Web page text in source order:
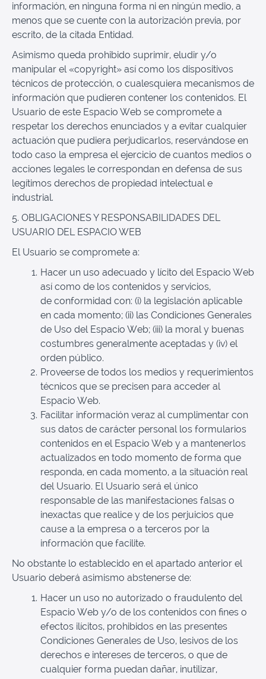
información, en ninguna forma ni en ningún medio, a
menos que se cuente con la autorización previa, por
escrito, de la citada Entidad.
Asimismo queda prohibido suprimir, eludir y/o
manipular el «copyright» así como los dispositivos
técnicos de protección, o cualesquiera mecanismos de
información que pudieren contener los contenidos. El
Usuario de este Espacio Web se compromete a
respetar los derechos enunciados y a evitar cualquier
actuación que pudiera perjudicarlos, reservándose en
todo caso la empresa el ejercicio de cuantos medios o
acciones legales le correspondan en defensa de sus
legítimos derechos de propiedad intelectual e
industrial.
5. OBLIGACIONES Y RESPONSABILIDADES DEL
USUARIO DEL ESPACIO WEB
El Usuario se compromete a:
Hacer un uso adecuado y lícito del Espacio Web
así como de los contenidos y servicios,
de conformidad con: (i) la legislación aplicable
en cada momento; (ii) las Condiciones Generales
de Uso del Espacio Web; (iii) la moral y buenas
costumbres generalmente aceptadas y (iv) el
orden público.
Proveerse de todos los medios y requerimientos
técnicos que se precisen para acceder al
Espacio Web.
Facilitar información veraz al cumplimentar con
sus datos de carácter personal los formularios
contenidos en el Espacio Web y a mantenerlos
actualizados en todo momento de forma que
responda, en cada momento, a la situación real
del Usuario. El Usuario será el único
responsable de las manifestaciones falsas o
inexactas que realice y de los perjuicios que
cause a la empresa o a terceros por la
información que facilite.
No obstante lo establecido en el apartado anterior el
Usuario deberá asimismo abstenerse de:
Hacer un uso no autorizado o fraudulento del
Espacio Web y/o de los contenidos con fines o
efectos ilícitos, prohibidos en las presentes
Condiciones Generales de Uso, lesivos de los
derechos e intereses de terceros, o que de
cualquier forma puedan dañar, inutilizar,